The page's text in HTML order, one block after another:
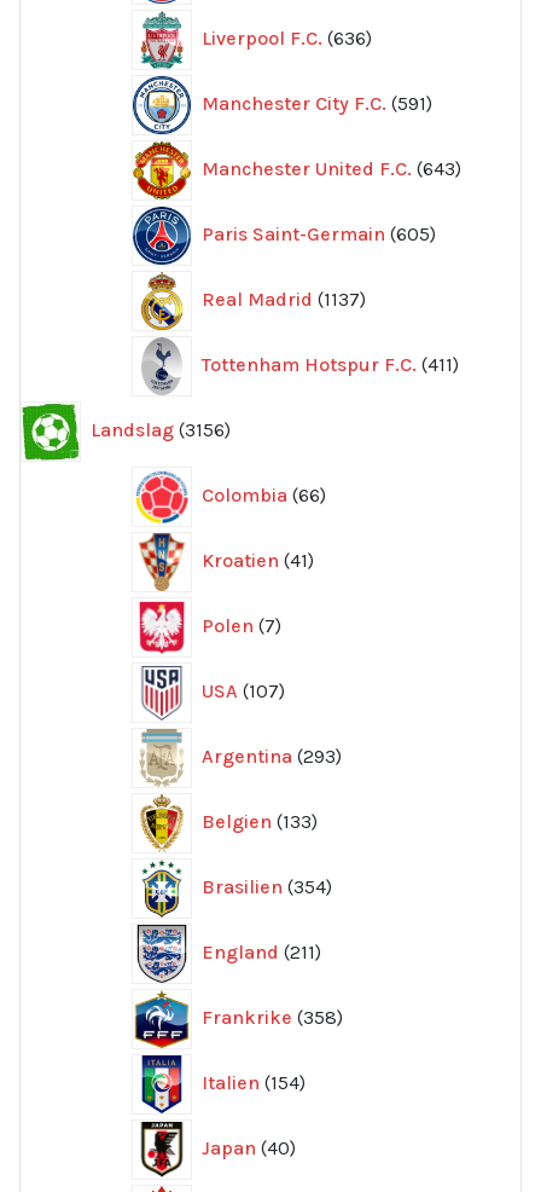
Liverpool F.C. 636
produkter
Manchester City F.C. 591
produkter
Manchester United F.C. 643
Paris Saint-Germain 605
produkter
Real Madrid 1137
produkter
Tottenham Hotspur F.C. 411
produkter
Landslag 3156
produkter
Colombia 66
produkter
Kroatien 41
produkter
Polen 7
produkter
USA 107
produkter
Argentina 293
produkter
Belgien 133
produkter
Brasilien 354
produkter
England 211
produkter
Frankrike 358
produkter
Italien 154
produkter
Japan 40
produkter